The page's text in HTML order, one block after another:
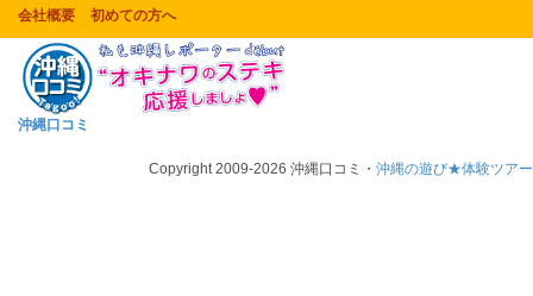
会社概要 初めての方へ
沖縄口コミ
Copyright 2009-2026 沖縄口コミ・沖縄の遊び★体験ツアー